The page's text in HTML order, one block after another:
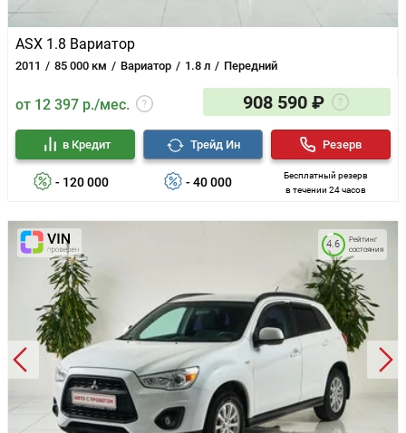
ASX 1.8 Вариатор
2011 85 000 км Вариатор 1.8 л Передний
от 12 397 р./мес. 908 590 ₽
- 120 000
в Кредит
- 40 000
Трейд Ин
Бесплатный резерв
в течении 24 часов
Резерв
Рейтинг
состояния
4.6